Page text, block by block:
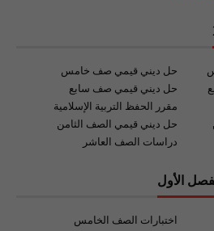
حل ديني قيمي صف خامس
حل ديني قيمي صف سابع
مقرر الحفظ التربية الإسلامية
حل ديني قيمي الصف الثامن
دراسات الصف العاشر
الأول
اختبارات الصف الخامس